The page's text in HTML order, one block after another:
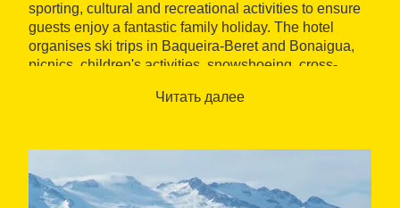
sporting, cultural and recreational activities to ensure
guests enjoy a fantastic family holiday. The hotel
organises ski trips in Baqueira-Beret and Bonaigua,
picnics, children's activities, snowshoeing, cross-
Читать далее